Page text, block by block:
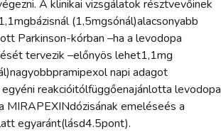
A klinikai vizsgálatok résztvevőinek
(1,5mgsónál)alacsonyabb
Parkinson-kórban –ha a levodopa
tervezik –előnyös lehet1,1mg
napi adagot
reakcióitólfüggőenajánlotta levodopa
MIRAPEXINdózisának emeléseés a
egyaránt(lásd4.5pont).